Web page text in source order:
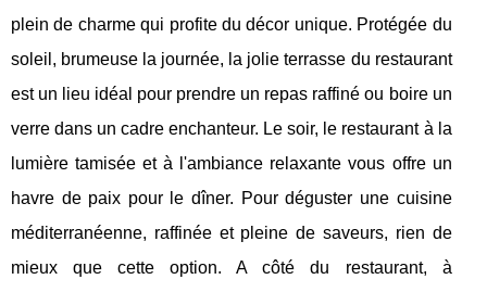
plein de charme qui profite du décor unique. Protégée du
soleil, brumeuse la journée, la jolie terrasse du restaurant
est un lieu idéal pour prendre un repas raffiné ou boire un
verre dans un cadre enchanteur. Le soir, le restaurant à la
lumière tamisée et à l'ambiance relaxante vous offre un
havre de paix pour le dîner. Pour déguster une cuisine
méditerranéenne, raffinée et pleine de saveurs, rien de
mieux que cette option. A côté du restaurant, à